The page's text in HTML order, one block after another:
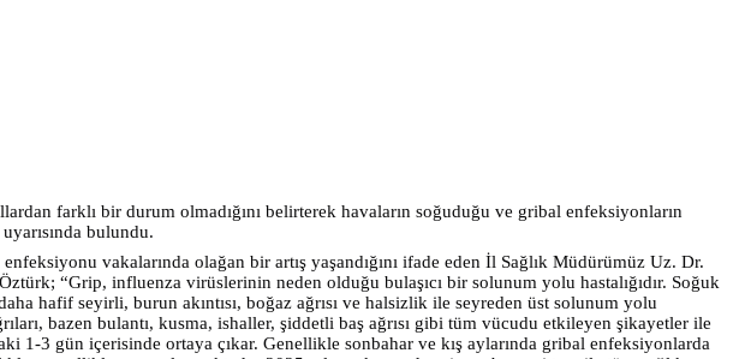
farklı bir durum olmadığını belirterek havaların soğuduğu ve gribal enfeksiyonların
bulundu.
vakalarında olağan bir artış yaşandığını ifade eden İl Sağlık Müdürümüz Uz. Dr.
“Grip, influenza virüslerinin neden olduğu bulaşıcı bir solunum yolu hastalığıdır. Soğuk
hafif seyirli, burun akıntısı, boğaz ağrısı ve halsizlik ile seyreden üst solunum yolu
bazen bulantı, kusma, ishaller, şiddetli baş ağrısı gibi tüm vücudu etkileyen şikayetler ile
1-3 gün içerisinde ortaya çıkar. Genellikle sonbahar ve kış aylarında gribal enfeksiyonlarda